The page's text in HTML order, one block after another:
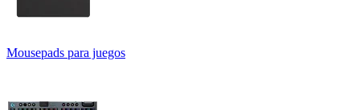
Mousepads para juegos